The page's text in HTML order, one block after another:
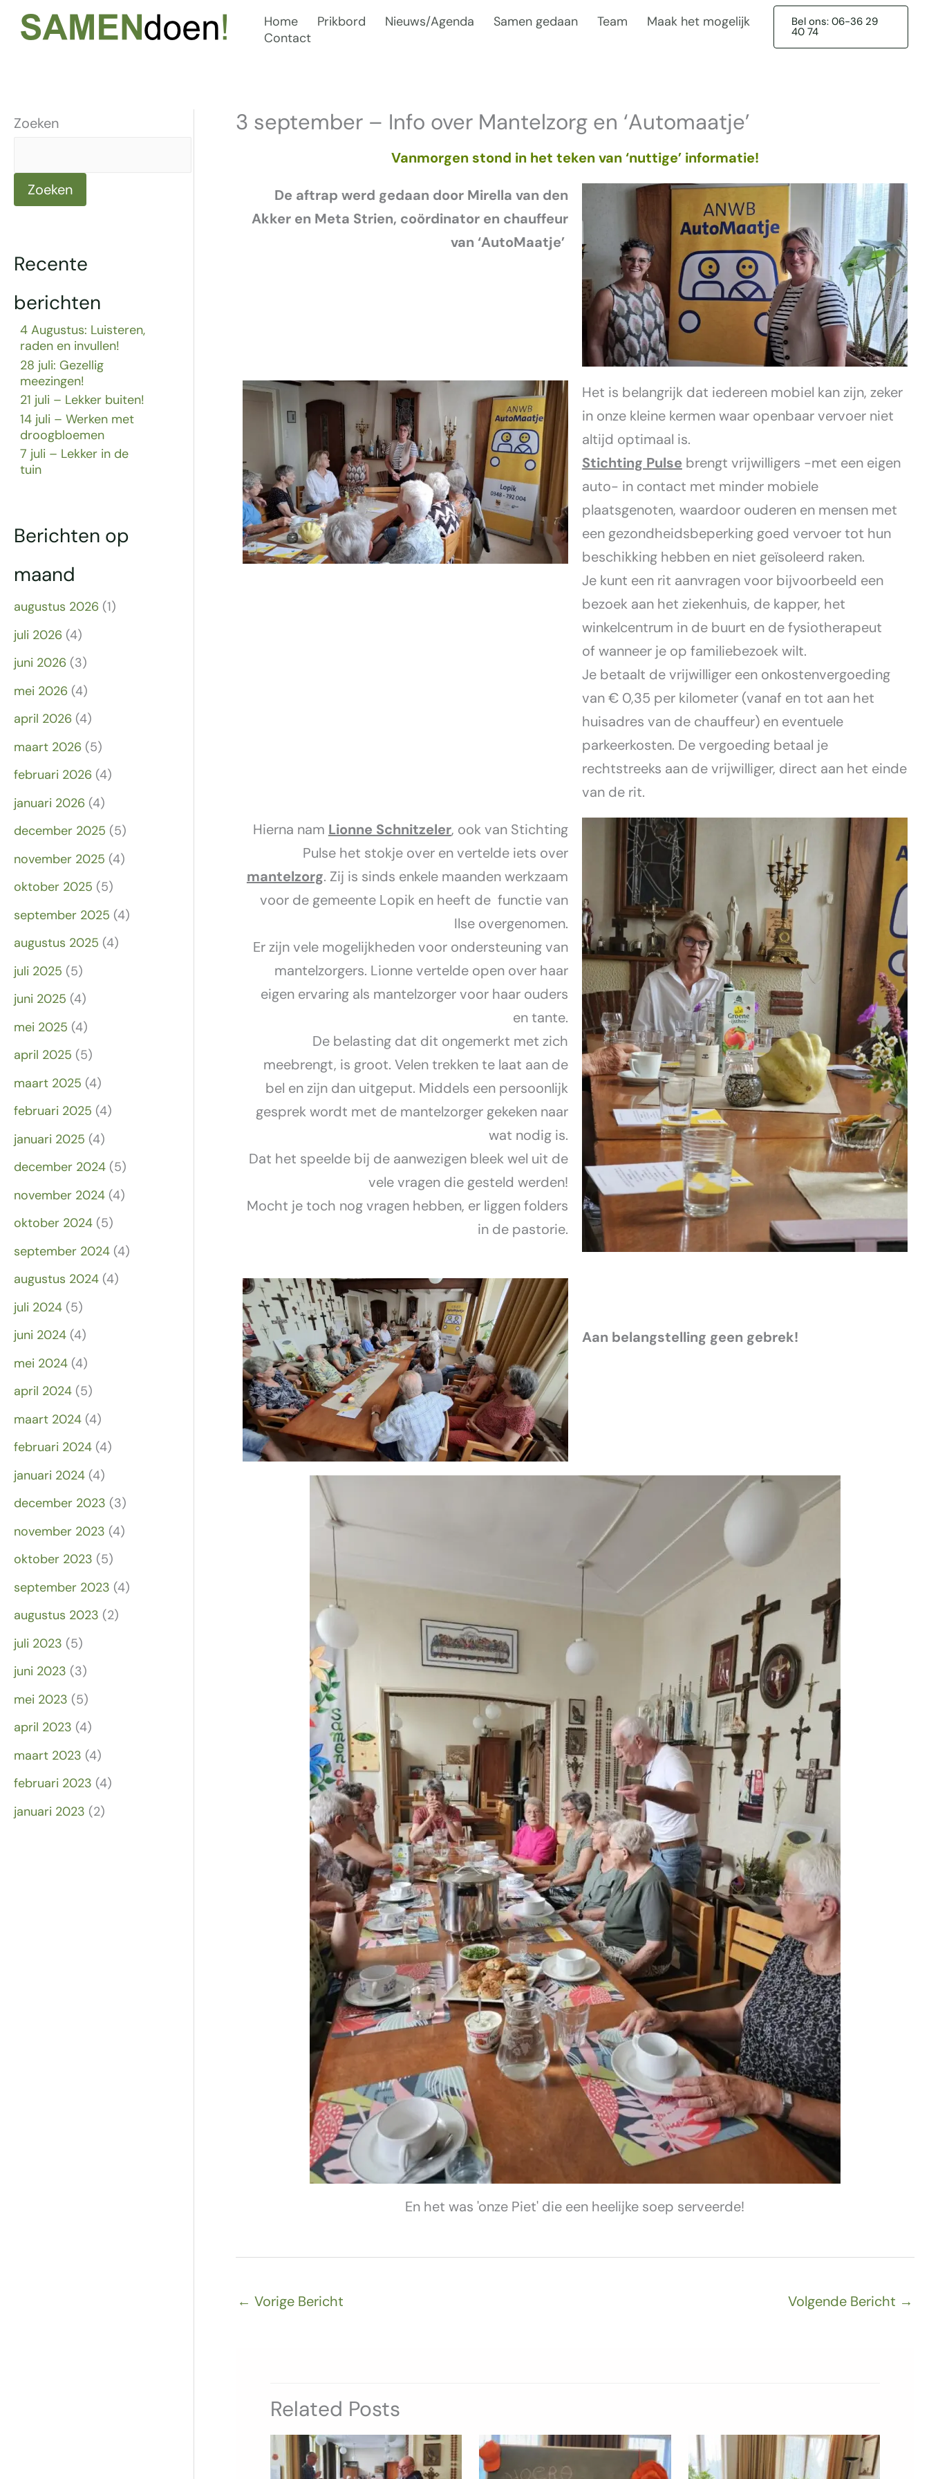
naar
Home Prikbord Nieuws/Agenda Samen gedaan Team
Maak het mogelijk
Contact
Bel ons: 06-36 29
40 74
Zoeken
Zoeken
Recente
berichten
4 Augustus: Luisteren,
raden en invullen!
28 juli: Gezellig
meezingen!
21 juli – Lekker buiten!
14 juli – Werken met
droogbloemen
7 juli – Lekker in de
tuin
Berichten op
maand
augustus 2026 (1)
juli 2026 (4)
juni 2026 (3)
mei 2026 (4)
april 2026 (4)
maart 2026 (5)
februari 2026 (4)
januari 2026 (4)
december 2025 (5)
november 2025 (4)
oktober 2025 (5)
september 2025 (4)
augustus 2025 (4)
juli 2025 (5)
juni 2025 (4)
mei 2025 (4)
april 2025 (5)
maart 2025 (4)
februari 2025 (4)
januari 2025 (4)
december 2024 (5)
november 2024 (4)
oktober 2024 (5)
september 2024 (4)
augustus 2024 (4)
juli 2024 (5)
juni 2024 (4)
mei 2024 (4)
april 2024 (5)
maart 2024 (4)
februari 2024 (4)
januari 2024 (4)
december 2023 (3)
november 2023 (4)
oktober 2023 (5)
september 2023 (4)
augustus 2023 (2)
juli 2023 (5)
juni 2023 (3)
mei 2023 (5)
april 2023 (4)
maart 2023 (4)
februari 2023 (4)
januari 2023 (2)
3 september – Info over Mantelzorg en ‘Automaatje’
Vanmorgen stond in het teken van ‘nuttige’ informatie!
De aftrap werd gedaan door Mirella van den
Akker en Meta Strien, coördinator en chauffeur
van ‘AutoMaatje’
Het is belangrijk dat iedereen mobiel kan zijn, zeker
in onze kleine kermen waar openbaar vervoer niet
altijd optimaal is.
Stichting Pulse brengt vrijwilligers -met een eigen
auto- in contact met minder mobiele
plaatsgenoten, waardoor ouderen en mensen met
een gezondheidsbeperking goed vervoer tot hun
beschikking hebben en niet geïsoleerd raken.
Je kunt een rit aanvragen voor bijvoorbeeld een
bezoek aan het ziekenhuis, de kapper, het
winkelcentrum in de buurt en de fysiotherapeut
of wanneer je op familiebezoek wilt.
Je betaalt de vrijwilliger een onkostenvergoeding
van € 0,35 per kilometer (vanaf en tot aan het
huisadres van de chauffeur) en eventuele
parkeerkosten. De vergoeding betaal je
rechtstreeks aan de vrijwilliger, direct aan het einde
van de rit.
Hierna nam Lionne Schnitzeler, ook van Stichting
Pulse het stokje over en vertelde iets over
mantelzorg. Zij is sinds enkele maanden werkzaam
voor de gemeente Lopik en heeft de functie van
Ilse overgenomen.
Er zijn vele mogelijkheden voor ondersteuning van
mantelzorgers. Lionne vertelde open over haar
eigen ervaring als mantelzorger voor haar ouders
en tante.
De belasting dat dit ongemerkt met zich
meebrengt, is groot. Velen trekken te laat aan de
bel en zijn dan uitgeput. Middels een persoonlijk
gesprek wordt met de mantelzorger gekeken naar
wat nodig is.
Dat het speelde bij de aanwezigen bleek wel uit de
vele vragen die gesteld werden!
Mocht je toch nog vragen hebben, er liggen folders
in de pastorie.
Aan belangstelling geen gebrek!
En het was 'onze Piet' die een heelijke soep serveerde!
← Vorige Bericht Volgende Bericht →
Related Posts